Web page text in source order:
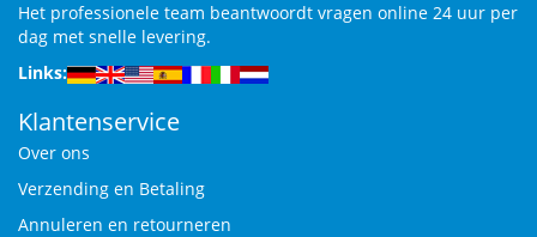
Het professionele team beantwoordt vragen online 24 uur per
dag met snelle levering.
Links:
Klantenservice
Over ons
Verzending en Betaling
Annuleren en retourneren